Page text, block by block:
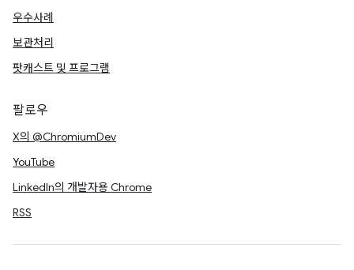
우수사례
보관처리
팟캐스트 및 프로그램
팔로우
X의 @ChromiumDev
YouTube
LinkedIn의 개발자용 Chrome
RSS